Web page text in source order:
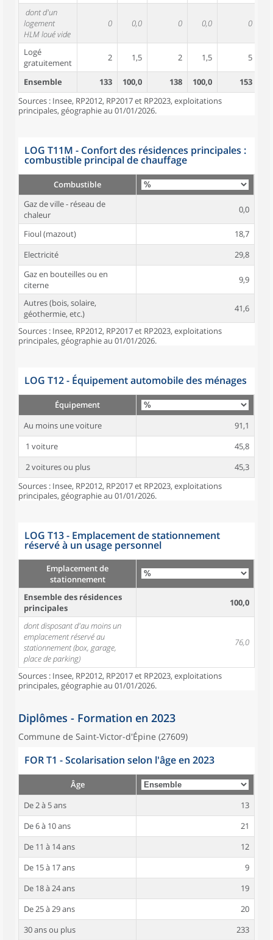
dont d'un
logement
HLM loué vide
0 0,0 0 0,0 0
Logé
gratuitement
2 1,5 2 1,5 5
Ensemble 133 100,0 138 100,0 153
Sources : Insee, RP2012, RP2017 et RP2023, exploitations
principales, géographie au 01/01/2026.
LOG T11M - Confort des résidences principales :
combustible principal de chauffage
Combustible
Gaz de ville - réseau de
chaleur
0,0
Fioul (mazout)
18,7
Electricité
29,8
Gaz en bouteilles ou en
citerne
9,9
Autres (bois, solaire,
géothermie, etc.)
41,6
Sources : Insee, RP2012, RP2017 et RP2023, exploitations
principales, géographie au 01/01/2026.
LOG T12 - Équipement automobile des ménages
Équipement
Au moins une voiture
91,1
1 voiture
45,8
2 voitures ou plus
45,3
Sources : Insee, RP2012, RP2017 et RP2023, exploitations
principales, géographie au 01/01/2026.
LOG T13 - Emplacement de stationnement
réservé à un usage personnel
Emplacement de
stationnement
Ensemble des résidences
principales
100,0
dont disposant d'au moins un
emplacement réservé au
stationnement (box, garage,
place de parking)
76,0
Sources : Insee, RP2012, RP2017 et RP2023, exploitations
principales, géographie au 01/01/2026.
Diplômes - Formation en 2023
Commune de Saint-Victor-d'Épine (27609)
FOR T1 - Scolarisation selon l'âge en 2023
Âge
De 2 à 5 ans
13
De 6 à 10 ans
21
De 11 à 14 ans
12
De 15 à 17 ans
9
De 18 à 24 ans
19
De 25 à 29 ans
20
30 ans ou plus
233